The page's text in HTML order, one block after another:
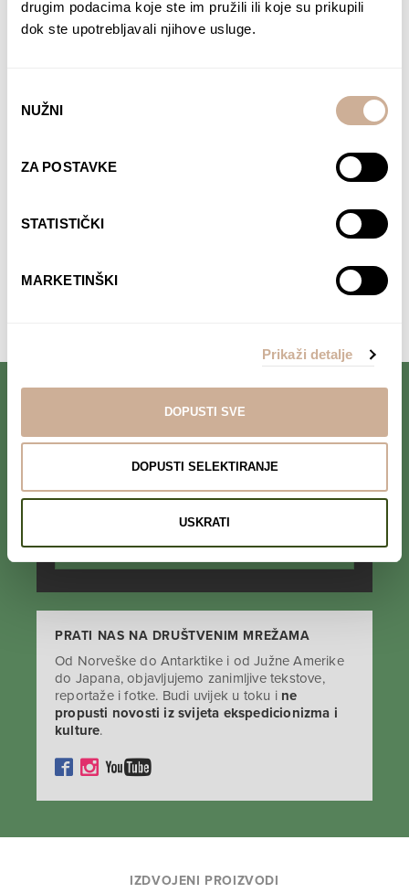
drugim podacima koje ste im pružili ili koje su prikupili
dok ste upotrebljavali njihove usluge.
pristanka
NUŽNI
ZA POSTAVKE
STATISTIČKI
MARKETINŠKI
Prikaži detalje
DOPUSTI SVE
DOPUSTI SELEKTIRANJE
USKRATI
Davor Rostuhar – Polarni san
Prihvaćam da se moji podaci spremaju u bazu
podataka i koriste u svrhu slanja KEK
PRATI NAS NA DRUŠTVENIM MREŽAMA
Od Norveške do Antarktike i od Južne Amerike
do Japana, objavljujemo zanimljive tekstove,
reportaže i fotke. Budi uvijek u toku i ne
propusti novosti iz svijeta ekspedicionizma i
kulture.
IZDVOJENI PROIZVODI